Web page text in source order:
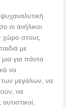
οι ανήλικοι
χώρο στους
με
για πάντα
να
μεγάλων, να
να